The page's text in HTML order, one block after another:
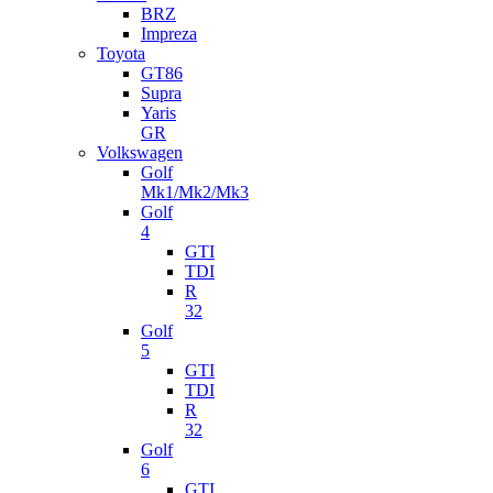
BRZ
Impreza
Toyota
GT86
Supra
Yaris
GR
Volkswagen
Golf
Mk1/Mk2/Mk3
Golf
4
GTI
TDI
R
32
Golf
5
GTI
TDI
R
32
Golf
6